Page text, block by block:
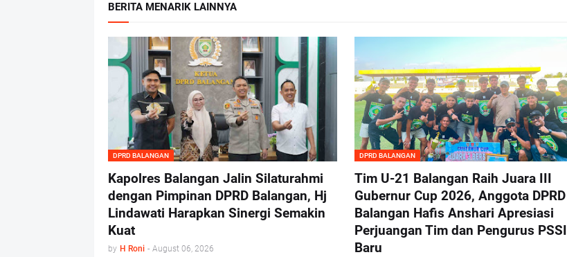
BERITA MENARIK LAINNYA
DPRD BALANGAN
Kapolres Balangan Jalin Silaturahmi
dengan Pimpinan DPRD Balangan, Hj
Lindawati Harapkan Sinergi Semakin
Kuat
by H Roni - August 06, 2026
DPRD BALANGAN
Tim U-21 Balangan Raih Juara III
Gubernur Cup 2026, Anggota DPRD
Balangan Hafis Anshari Apresiasi
Perjuangan Tim dan Pengurus PSSI
Baru